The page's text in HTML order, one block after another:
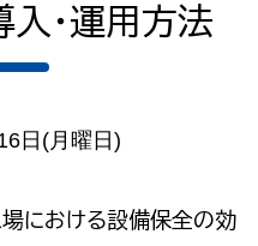
・運用方法
日(月曜日)
における設備保全の効